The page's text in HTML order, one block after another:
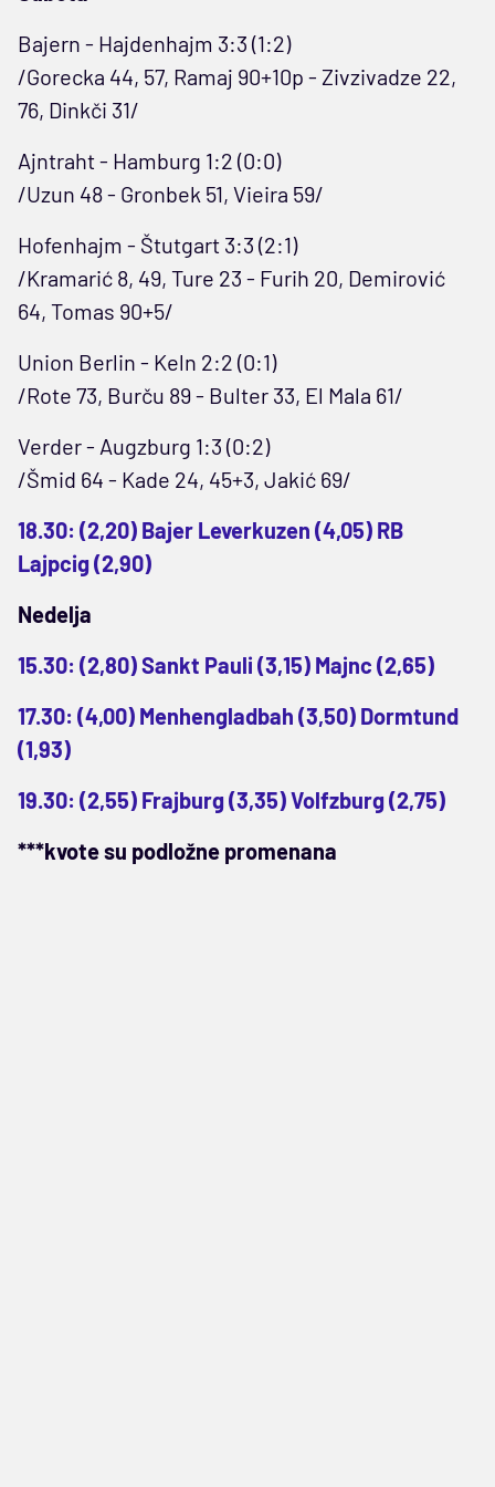
Bajern - Hajdenhajm 3:3 (1:2)
/Gorecka 44, 57, Ramaj 90+10p - Zivzivadze 22,
76, Dinkči 31/
Ajntraht - Hamburg 1:2 (0:0)
/Uzun 48 - Gronbek 51, Vieira 59/
Hofenhajm - Štutgart 3:3 (2:1)
/Kramarić 8, 49, Ture 23 - Furih 20, Demirović
64, Tomas 90+5/
Union Berlin - Keln 2:2 (0:1)
/Rote 73, Burču 89 - Bulter 33, El Mala 61/
Verder - Augzburg 1:3 (0:2)
/Šmid 64 - Kade 24, 45+3, Jakić 69/
18.30: (2,20) Bajer Leverkuzen (4,05) RB
Lajpcig (2,90)
Nedelja
15.30: (2,80) Sankt Pauli (3,15) Majnc (2,65)
17.30: (4,00) Menhengladbah (3,50) Dormtund
(1,93)
19.30: (2,55) Frajburg (3,35) Volfzburg (2,75)
***kvote su podložne promenana